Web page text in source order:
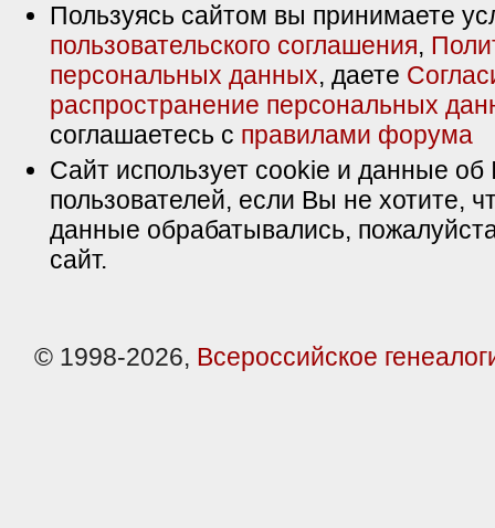
Пользуясь сайтом вы принимаете
пользовательского соглашения,
персональных данных, даете
распространение персональных
соглашаетесь с правилами форума
Сайт использует cookie и данные об
пользователей, если Вы не хотите,
данные обрабатывались,
сайт.
© 1998-2026, Всероссийское